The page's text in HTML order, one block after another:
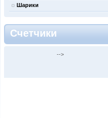
Шарики
Счетчики
-->